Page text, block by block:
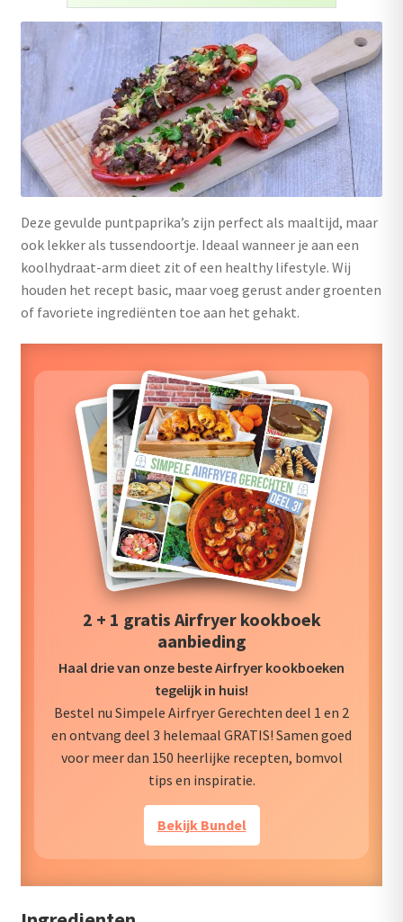
Outlet
Deze gevulde puntpaprika’s zijn perfect als maaltijd, maar
ook lekker als tussendoortje. Ideaal wanneer je aan een
koolhydraat-arm dieet zit of een healthy lifestyle. Wij
houden het recept basic, maar voeg gerust ander groenten
of favoriete ingrediënten toe aan het gehakt.
2 + 1 gratis Airfryer kookboek
aanbieding
Haal drie van onze beste Airfryer kookboeken
tegelijk in huis!
Bestel nu Simpele Airfryer Gerechten deel 1 en 2
en ontvang deel 3 helemaal GRATIS! Samen goed
voor meer dan 150 heerlijke recepten, bomvol
tips en inspiratie.
Bekijk Bundel